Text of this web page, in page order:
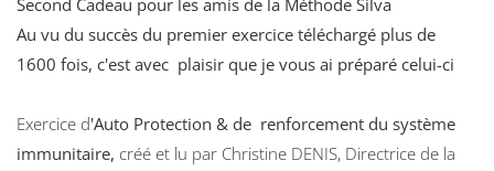
Second Cadeau pour les amis de la Méthode Silva
Au vu du succès du premier exercice téléchargé plus de
1600 fois, c'est avec plaisir que je vous ai préparé celui-ci
Exercice d'Auto Protection & de renforcement du système
immunitaire, créé et lu par Christine DENIS, Directrice de la